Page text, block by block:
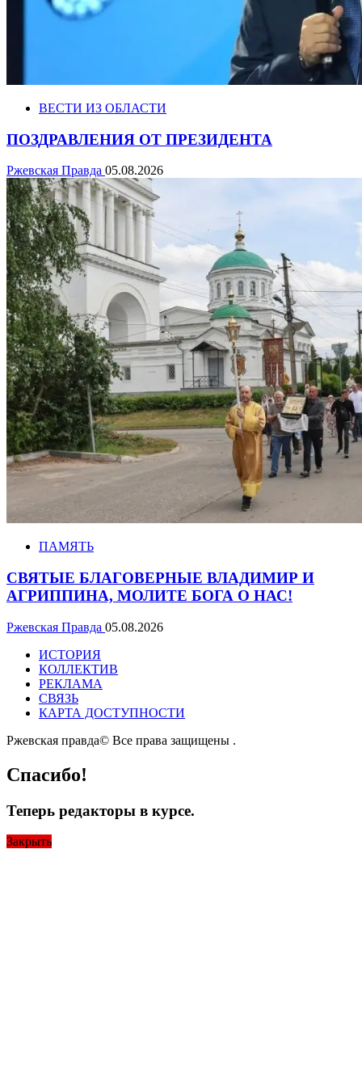
ВЕСТИ ИЗ ОБЛАСТИ
ПОЗДРАВЛЕНИЯ ОТ ПРЕЗИДЕНТА
Ржевская Правда 05.08.2026
ПАМЯТЬ
СВЯТЫЕ БЛАГОВЕРНЫЕ ВЛАДИМИР И
АГРИППИНА, МОЛИТЕ БОГА О НАС!
Ржевская Правда 05.08.2026
ИСТОРИЯ
КОЛЛЕКТИВ
РЕКЛАМА
СВЯЗЬ
КАРТА ДОСТУПНОСТИ
Ржевская правда© Все права защищены .
Спасибо!
Теперь редакторы в курсе.
Закрыть